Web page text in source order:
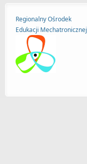
Regionalny Ośrodek
Edukacji Mechatronicznej